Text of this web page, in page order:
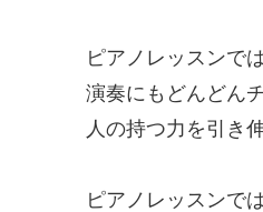
ピアノレッスンで
演奏にもどんどん
人の持つ力を引き
ピアノレッスンで